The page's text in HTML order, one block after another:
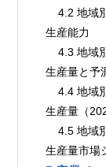
    4.2 地域別のグローバル油圧シリンダーの製造の
生産能力
    4.3 地域別のグローバル油圧シリンダーの製造の
生産量と予
    4.4 地域別のグローバル油圧シリンダーの製造の
生産量（
    4.5 地域別のグローバル油圧シリンダーの製造の
生産量市場